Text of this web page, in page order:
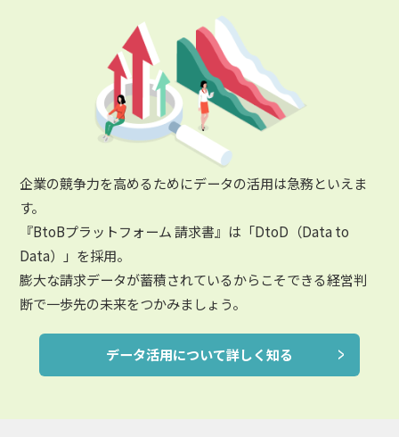
企業の競争力を高めるためにデータの活用は急務といえま
す。
『BtoBプラットフォーム 請求書』は「DtoD（Data to
Data）」を採用。
膨大な請求データが蓄積されているからこそできる経営判
断で一歩先の未来をつかみましょう。
データ活用について詳しく知る